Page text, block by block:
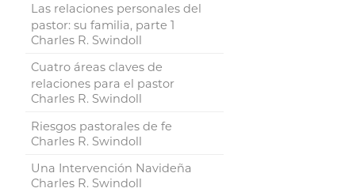
Las relaciones personales del
pastor: su familia, parte 1
Charles R. Swindoll
Cuatro áreas claves de
relaciones para el pastor
Charles R. Swindoll
Riesgos pastorales de fe
Charles R. Swindoll
Una Intervención Navideña
Charles R. Swindoll